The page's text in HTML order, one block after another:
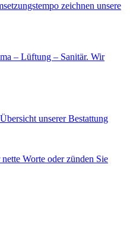
zeichnen unsere
– Lüftung – Sanitär. Wir
unserer Bestattung
Worte oder zünden Sie